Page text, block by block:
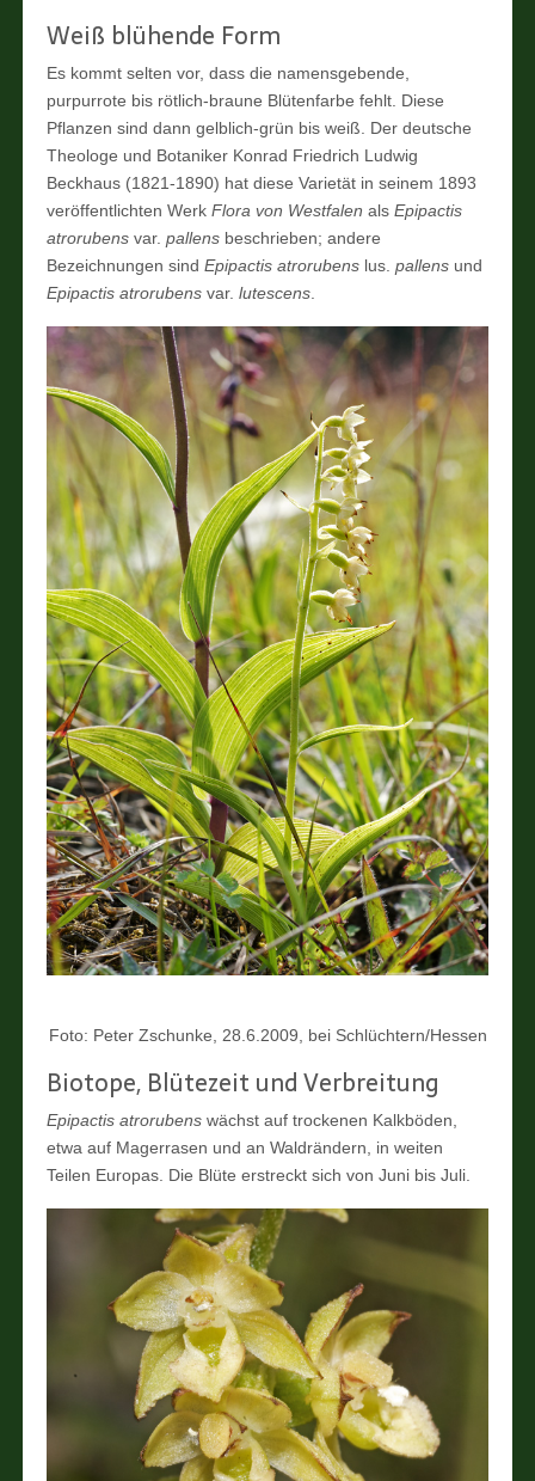
Weiß blühende Form
Es kommt selten vor, dass die namensgebende,
purpurrote bis rötlich-braune Blütenfarbe fehlt. Diese
Pflanzen sind dann gelblich-grün bis weiß. Der deutsche
Theologe und Botaniker Konrad Friedrich Ludwig
Beckhaus (1821-1890) hat diese Varietät in seinem 1893
veröffentlichten WerkFlora von Westfalen alsEpipactis
atrorubens var.pallens beschrieben; andere
Bezeichnungen sindEpipactis atrorubens lus.pallens und
Epipactis atrorubens var.lutescens
Foto: Peter Zschunke, 28.6.2009, bei Schlüchtern/Hessen
Biotope, Blütezeit und Verbreitung
Epipactis atrorubens wächst auf trockenen Kalkböden,
etwa auf Magerrasen und an Waldrändern, in weiten
Teilen Europas. Die Blüte erstreckt sich von Juni bis Juli.